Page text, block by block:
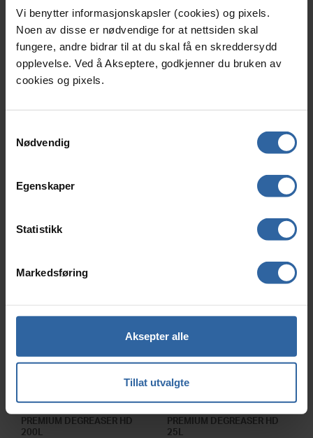
Vi benytter informasjonskapsler (cookies) og pixels.
Noen av disse er nødvendige for at nettsiden skal
fungere, andre bidrar til at du skal få en skreddersydd
opplevelse. Ved å Akseptere, godkjenner du bruken av
cookies og pixels.
Nødvendig
Egenskaper
Statistikk
Markedsføring
Aksepter alle
Tillat utvalgte
PREMIUM BIO DEGREASER
MICRO 1L
rengjøring av motorkjøretøyer.
Les mer
PREMIUM DEGREASER
utviklet for å fjerne vanskelige
smuss og flekker på karosseri og
PREMIUM DEGREASER HD
200L
PREMIUM DEGREASER HD
25L